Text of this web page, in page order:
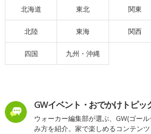
北海道 東北 関東
北陸 東海 関西
四国 九州・沖縄
GWイベント・おでかけトピッ
ウォーカー編集部が選ぶ、GW(ゴー
み方を紹介。家で楽しめるコンテンツ